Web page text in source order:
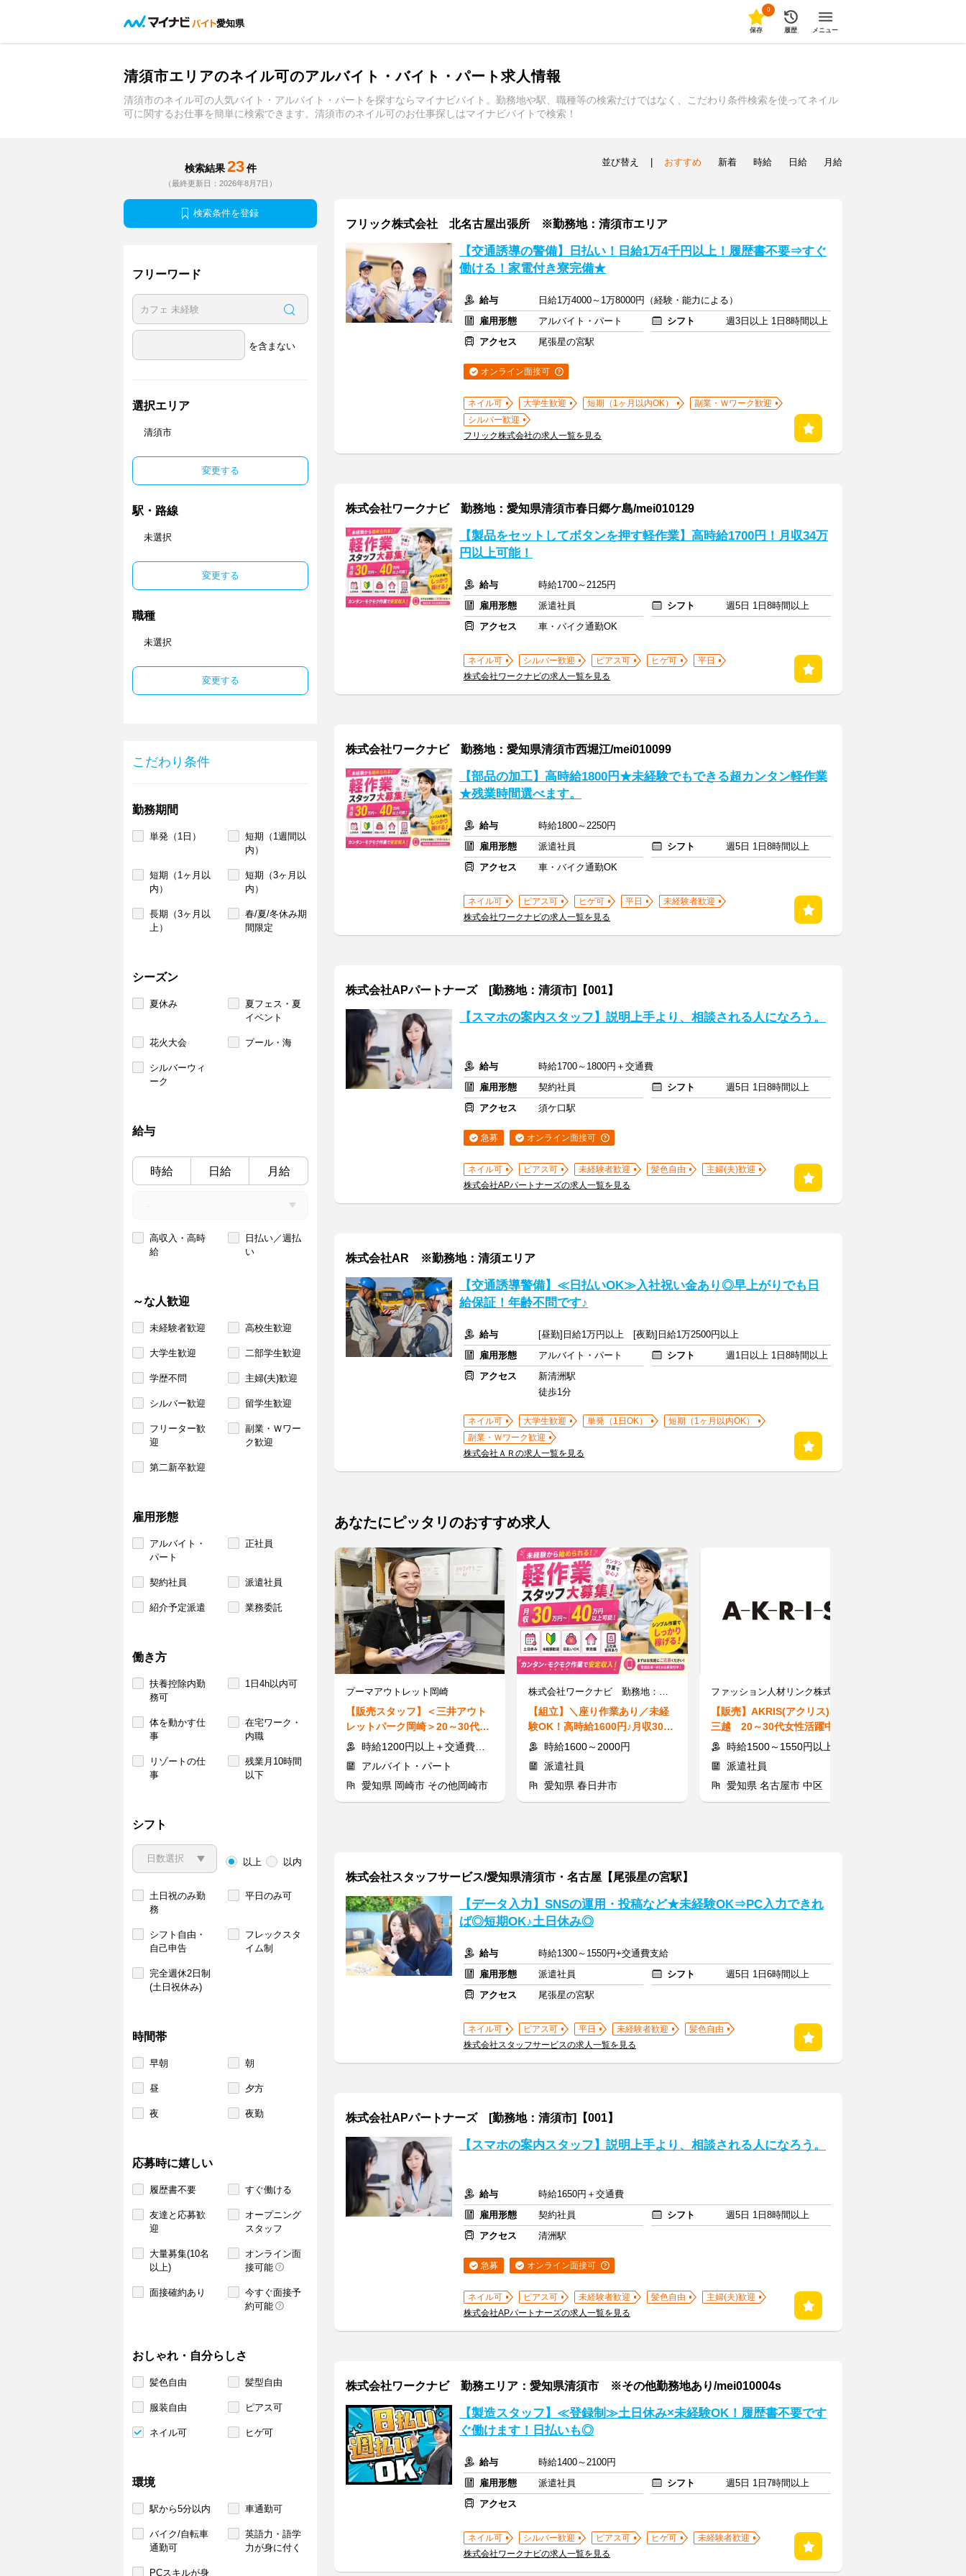
愛知県
0
保存 履歴 メニュー
清須市エリアのネイル可のアルバイト・バイト・パート求人情報
清須市のネイル可の人気バイト・アルバイト・パートを探すならマイナビバイト。勤務地や駅、職種等の検索だけではなく、こだわり条件検索を使ってネイル
可に関するお仕事を簡単に検索できます。清須市のネイル可のお仕事探しはマイナビバイトで検索！
検索結果 23 件
（最終更新日：2026年8月7日）
検索条件を登録
フリーワード
を含まない
選択エリア
清須市
変更する
駅・路線
未選択
変更する
職種
未選択
変更する
こだわり条件
勤務期間
単発（1日）
短期（1週間以
内）
短期（1ヶ月以
内）
短期（3ヶ月以
内）
長期（3ヶ月以
上）
春/夏/冬休み期
間限定
シーズン
夏休み
夏フェス・夏
イベント
花火大会 プール・海
シルバーウィ
ーク
給与
時給 日給 月給
高収入・高時
給
日払い／週払
い
～な人歓迎
未経験者歓迎 高校生歓迎
大学生歓迎 二部学生歓迎
学歴不問 主婦(夫)歓迎
シルバー歓迎 留学生歓迎
フリーター歓
迎
副業・Ｗワー
ク歓迎
第二新卒歓迎
雇用形態
アルバイト・
パート
正社員
契約社員 派遣社員
紹介予定派遣 業務委託
働き方
扶養控除内勤
務可
1日4h以内可
体を動かす仕
事
在宅ワーク・
内職
リゾートの仕
事
残業月10時間
以下
シフト
以上 以内
土日祝のみ勤
務
平日のみ可
シフト自由・
自己申告
フレックスタ
イム制
完全週休2日制
(土日祝休み)
時間帯
早朝 朝
昼 夕方
夜 夜勤
応募時に嬉しい
履歴書不要 すぐ働ける
友達と応募歓
迎
オープニング
スタッフ
大量募集(10名
以上)
オンライン面
接可能
面接確約あり
今すぐ面接予
約可能
おしゃれ・自分らしさ
髪色自由 髪型自由
服装自由 ピアス可
ネイル可 ヒゲ可
環境
駅から5分以内 車通勤可
バイク/自転車
通勤可
英語力・語学
力が身に付く
PCスキルが身
並び替え おすすめ 新着 時給 日給 月給
フリック株式会社 北名古屋出張所 ※勤務地：清須市エリア
【交通誘導の警備】日払い！日給1万4千円以上！履歴書不要⇒すぐ
働ける！家電付き寮完備★
給与
日給1万4000～1万8000円（経験・能力による）
雇用形態
アルバイト・パート シフト
週3日以上 1日8時間以上
アクセス
尾張星の宮駅
オンライン面接可
ネイル可 大学生歓迎 短期（1ヶ月以内OK）
副業・Ｗワーク歓迎
シルバー歓迎
フリック株式会社の求人一覧を見る
株式会社ワークナビ 勤務地：愛知県清須市春日郷ケ島/mei010129
【製品をセットしてボタンを押す軽作業】高時給1700円！月収34万
円以上可能！
給与
時給1700～2125円
雇用形態
派遣社員 シフト
週5日 1日8時間以上
アクセス
車・バイク通勤OK
ネイル可 シルバー歓迎 ピアス可 ヒゲ可
平日
株式会社ワークナビの求人一覧を見る
株式会社ワークナビ 勤務地：愛知県清須市西堀江/mei010099
【部品の加工】高時給1800円★未経験でもできる超カンタン軽作業
★残業時間選べます。
給与
時給1800～2250円
雇用形態
派遣社員 シフト
週5日 1日8時間以上
アクセス
車・バイク通勤OK
ネイル可 ピアス可 ヒゲ可 平日
未経験者歓迎
株式会社ワークナビの求人一覧を見る
株式会社APパートナーズ [勤務地：清須市]【001】
【スマホの案内スタッフ】説明上手より、相談される人になろう。
給与
時給1700～1800円＋交通費
雇用形態
契約社員 シフト
週5日 1日8時間以上
アクセス
須ケ口駅
急募 オンライン面接可
ネイル可 ピアス可 未経験者歓迎 髪色自由
主婦(夫)歓迎
株式会社APパートナーズの求人一覧を見る
株式会社AR ※勤務地：清須エリア
【交通誘導警備】≪日払いOK≫入社祝い金あり◎早上がりでも日
給保証！年齢不問です♪
給与
[昼勤]日給1万円以上 [夜勤]日給1万2500円以上
雇用形態
アルバイト・パート シフト
週1日以上 1日8時間以上
アクセス
新清洲駅
徒歩1分
ネイル可 大学生歓迎 単発（1日OK）
短期（1ヶ月以内OK）
副業・Ｗワーク歓迎
株式会社ＡＲの求人一覧を見る
あなたにピッタリのおすすめ求人
プーマアウトレット岡崎
【販売スタッフ】＜三井アウト
レットパーク岡崎＞20～30代活
躍中◎シフトの融通が利く！
時給1200円以上＋交通費支給
アルバイト・パート
愛知県 岡崎市 その他岡崎市
株式会社ワークナビ 勤務地：愛知県春日井市東野町/ksg020167
【組立】＼座り作業あり／未経
験OK！高時給1600円♪月収30万
1600円♪
時給1600～2000円
派遣社員
愛知県 春日井市
【販売】AKRIS(アクリス)＠栄
三越 20～30代女性活躍中 フ
ルタイム勤務・履歴書不要
時給1500～1550円以上
派遣社員
愛知県 名古屋市 中区
株式会社スタッフサービス/愛知県清須市・名古屋【尾張星の宮駅】
【データ入力】SNSの運用・投稿など★未経験OK⇒PC入力できれ
ば◎短期OK♪土日休み◎
給与
時給1300～1550円+交通費支給
雇用形態
派遣社員 シフト
週5日 1日6時間以上
アクセス
尾張星の宮駅
ネイル可 ピアス可 平日 未経験者歓迎
髪色自由
株式会社スタッフサービスの求人一覧を見る
株式会社APパートナーズ [勤務地：清須市]【001】
【スマホの案内スタッフ】説明上手より、相談される人になろう。
給与
時給1650円＋交通費
雇用形態
契約社員 シフト
週5日 1日8時間以上
アクセス
清洲駅
急募 オンライン面接可
ネイル可 ピアス可 未経験者歓迎 髪色自由
主婦(夫)歓迎
株式会社APパートナーズの求人一覧を見る
株式会社ワークナビ 勤務エリア：愛知県清須市 ※その他勤務地あり/mei010004s
【製造スタッフ】≪登録制≫土日休み×未経験OK！履歴書不要です
ぐ働けます！日払いも◎
給与
時給1400～2100円
雇用形態
派遣社員 シフト
週5日 1日7時間以上
アクセス
ネイル可 シルバー歓迎 ピアス可 ヒゲ可
未経験者歓迎
株式会社ワークナビの求人一覧を見る